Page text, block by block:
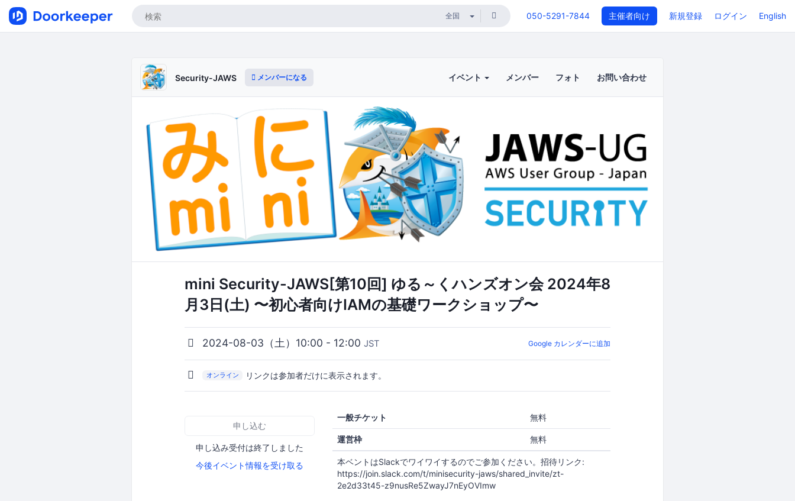
050-5291-7844 主催者向け 新規登録 ログイン English
Security-JAWS メンバーになる イベント メンバー フォト お問い合わせ
mini Security-JAWS[第10回] ゆる～くハンズオン会 2024年8
月3日(土) 〜初心者向けIAMの基礎ワークショップ〜
2024-08-03（土）10:00 - 12:00 JST Google カレンダーに追加
オンライン リンクは参加者だけに表示されます。
申し込む
申し込み受付は終了しました
今後イベント情報を受け取る
一般チケット 無料
運営枠 無料
本ベントはSlackでワイワイするのでご参加ください。招待リンク:
https://join.slack.com/t/minisecurity-jaws/shared_invite/zt-
2e2d33t45-z9nusRe5ZwayJ7nEyOVImw